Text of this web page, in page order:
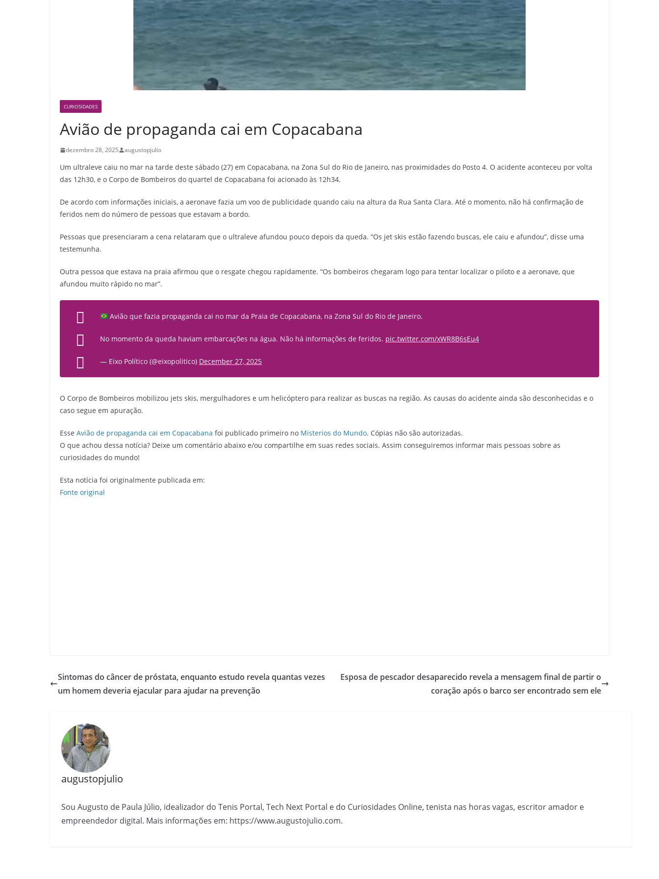
CURIOSIDADES
Avião de propaganda cai em Copacabana
dezembro 28, 2025 augustopjulio
Um ultraleve caiu no mar na tarde deste sábado (27) em Copacabana, na Zona Sul do Rio de Janeiro, nas proximidades do Posto 4. O acidente aconteceu por volta
das 12h30, e o Corpo de Bombeiros do quartel de Copacabana foi acionado às 12h34.
De acordo com informações iniciais, a aeronave fazia um voo de publicidade quando caiu na altura da Rua Santa Clara. Até o momento, não há confirmação de
feridos nem do número de pessoas que estavam a bordo.
Pessoas que presenciaram a cena relataram que o ultraleve afundou pouco depois da queda. “Os jet skis estão fazendo buscas, ele caiu e afundou”, disse uma
testemunha.
Outra pessoa que estava na praia afirmou que o resgate chegou rapidamente. “Os bombeiros chegaram logo para tentar localizar o piloto e a aeronave, que
afundou muito rápido no mar”.
Avião que fazia propaganda cai no mar da Praia de Copacabana, na Zona Sul do Rio de Janeiro.
No momento da queda haviam embarcações na água. Não há informações de feridos. pic.twitter.com/xWR8B6sEu4
— Eixo Político (@eixopolitico) December 27, 2025
O Corpo de Bombeiros mobilizou jets skis, mergulhadores e um helicóptero para realizar as buscas na região. As causas do acidente ainda são desconhecidas e o
caso segue em apuração.
Esse Avião de propaganda cai em Copacabana foi publicado primeiro no Misterios do Mundo. Cópias não são autorizadas.
O que achou dessa notícia? Deixe um comentário abaixo e/ou compartilhe em suas redes sociais. Assim conseguiremos informar mais pessoas sobre as
curiosidades do mundo!
Esta notícia foi originalmente publicada em:
Fonte original
Sintomas do câncer de próstata, enquanto estudo revela quantas vezes
um homem deveria ejacular para ajudar na prevenção
Esposa de pescador desaparecido revela a mensagem final de partir o
coração após o barco ser encontrado sem ele
augustopjulio
Sou Augusto de Paula Júlio, idealizador do Tenis Portal, Tech Next Portal e do Curiosidades Online, tenista nas horas vagas, escritor amador e
empreendedor digital. Mais informações em: https://www.augustojulio.com.